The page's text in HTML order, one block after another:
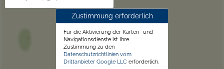
Zustimmung erforderlich
Für die Aktivierung der Karten- und
Navigationsdienste ist Ihre
Zustimmung zu den
Datenschutzrichtlinien vom
Drittanbieter Google LLC erforderlich.